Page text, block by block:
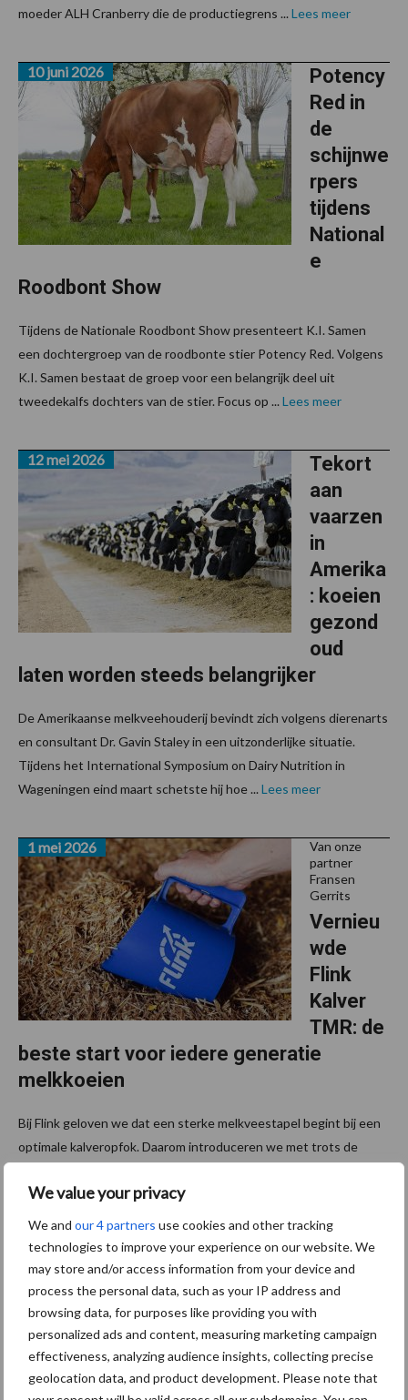
We value your privacy
We and our 4 partners use cookies and other tracking
technologies to improve your experience on our website. We
may store and/or access information from your device and
process the personal data, such as your IP address and
browsing data, for purposes like providing you with
personalized ads and content, measuring marketing campaign
effectiveness, analyzing audience insights, collecting precise
geolocation data, and product development. Please note that
moeder ALH Cranberry die de productiegrens ... Lees meer
Potency
Red in
de
schijnwe
rpers
tijdens
National
e
Roodbont Show
10 juni 2026
Tijdens de Nationale Roodbont Show presenteert K.I. Samen
een dochtergroep van de roodbonte stier Potency Red. Volgens
K.I. Samen bestaat de groep voor een belangrijk deel uit
tweedekalfs dochters van de stier. Focus op ... Lees meer
Tekort
aan
vaarzen
in
Amerika
: koeien
gezond
oud
laten worden steeds belangrijker
12 mei 2026
De Amerikaanse melkveehouderij bevindt zich volgens dierenarts
en consultant Dr. Gavin Staley in een uitzonderlijke situatie.
Tijdens het International Symposium on Dairy Nutrition in
Wageningen eind maart schetste hij hoe ... Lees meer
Van onze
partner
Fransen
Gerrits
Vernieu
wde
Flink
Kalver
TMR: de
beste start voor iedere generatie
melkkoeien
1 mei 2026
Bij Flink geloven we dat een sterke melkveestapel begint bij een
optimale kalveropfok. Daarom introduceren we met trots de
totaalvoer dat volledig is afgestemd op het ...
Fokwaar
deschat
ting
Fleckvie
h april
2026:
23 april 2026